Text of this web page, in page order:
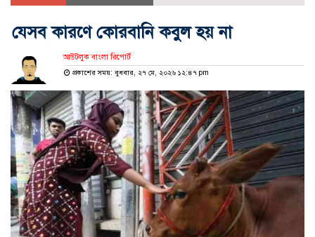
যেসব কারণে কোরবানি কবুল হয় না
আউটলুক বাংলা রিপোর্ট
প্রকাশের সময়: বুধবার, ২৭ মে, ২০২৬ ১২:৪৭ pm